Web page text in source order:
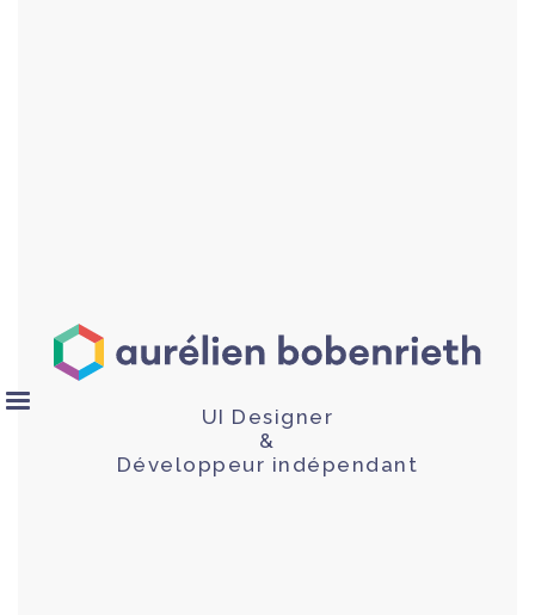
UI Designer
&
Développeur indépendant